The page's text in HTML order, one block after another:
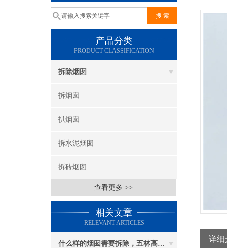
产品分类
PRODUCT CLASSIFICATION
拆除烟囱
拆烟囱
扒烟囱
拆水泥烟囱
拆砖烟囱
查看更多 >>
相关文章
RELEVANT ARTICLES
什么样的烟囱需要拆除，五林高空烟囱拆除讲与你听
详细